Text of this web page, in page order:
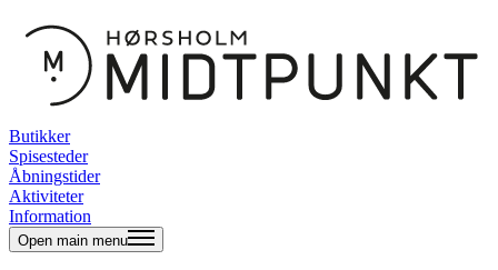
Butikker
Spisesteder
Åbningstider
Aktiviteter
Information
Open main menu